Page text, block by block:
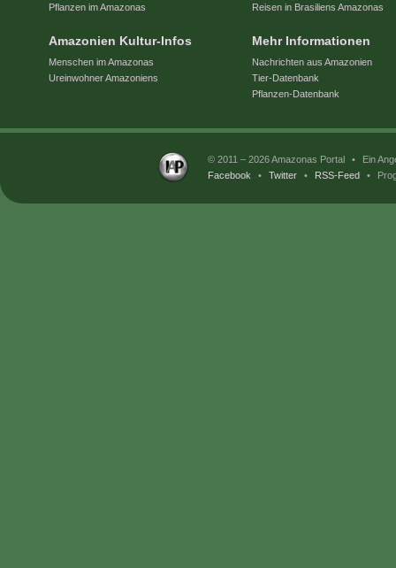
Pflanzen im Amazonas
Amazonien Kultur-Infos
Menschen im Amazonas
Ureinwohner Amazoniens
Reisen in Brasiliens Amazonas
Mehr Informationen
Nachrichten aus Amazonien
Tier-Datenbank
Pflanzen-Datenbank
© 2011 – 2026 Amazonas Portal •
Ein
Facebook
• Twitter • RSS-Feed •